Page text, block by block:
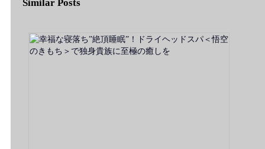
Similar Posts